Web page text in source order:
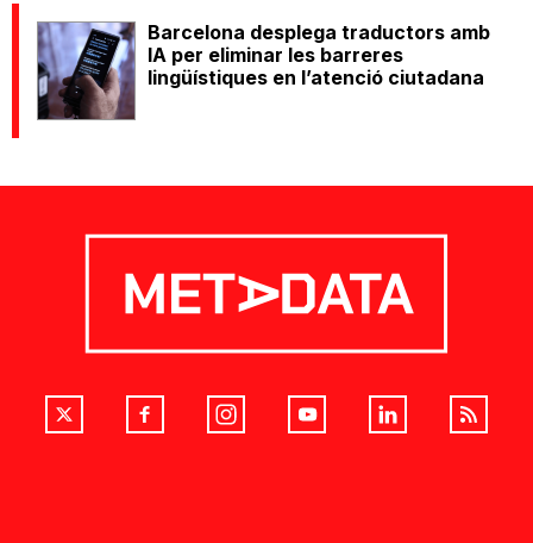
Barcelona desplega traductors amb
IA per eliminar les barreres
lingüístiques en l’atenció ciutadana